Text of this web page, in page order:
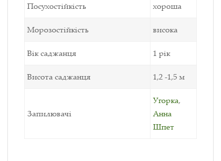
Посухостійкість хороша
Морозостійкість висока
Вік саджанця 1 рік
Висота саджанця 1,2 -1,5 м
Запилювачі
Угорка,
Анна
Шпет